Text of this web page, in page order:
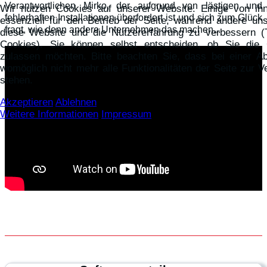
Verantwortlichen Mirko, der aufgrund von lästigen und
fehlerhaften Installationen überfordert ist und sich zum Glück
fragt, wie denn andere Unternehmen das machen...
Wir nutzen Cookies auf unserer Website. Einige von
essenziell für den Betrieb der Seite, während andere
diese Website und die Nutzererfahrung zu verbessern
Cookies). Sie können selbst entscheiden, ob Sie die
zulassen möchten. Bitte beachten Sie, dass bei einer
womöglich nicht mehr alle Funktionalitäten der Seite zur
stehen.
Akzeptieren Ablehnen
Weitere Informationen Impressum